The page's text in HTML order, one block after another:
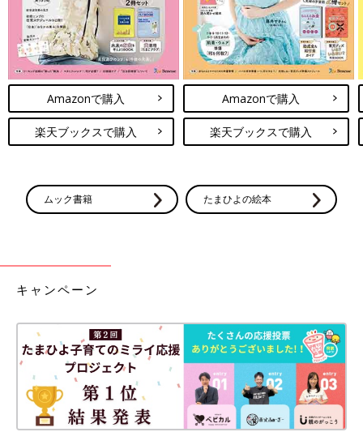
Amazonで購入
楽天ブックスで購入
Amazonで購入
楽天ブックスで購入
ムック書籍 たまひよの絵本
キャンペーン